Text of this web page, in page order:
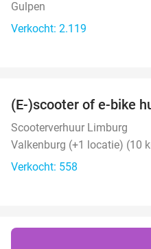
Gulpen
Verkocht: 2.119
(E-)scooter of e-bike
Scooterverhuur Limburg
Valkenburg (+1 locatie) (10
Verkocht: 558